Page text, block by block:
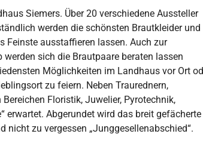
Siemers. Über 20 verschiedene Aussteller
werden die schönsten Brautkleider
Feinste ausstaffieren lassen. Auch zur
sich die Brautpaare beraten lassen
Möglichkeiten im Landhaus vor Ort
zu feiern. Neben Traurednern,
Floristik, Juwelier, Pyrotechnik,
erwartet. Abgerundet wird das breit gefächerte
nicht zu vergessen „Junggesellenabschied“.